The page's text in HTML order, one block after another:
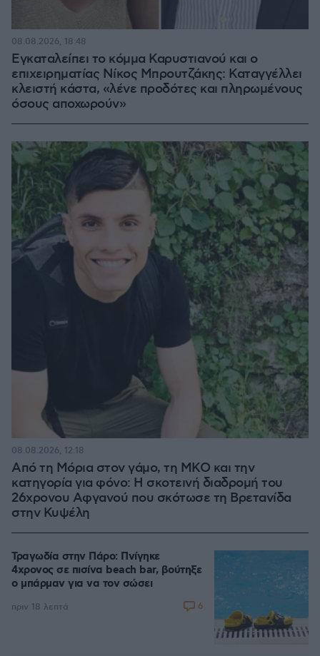
Εγκαταλείπει το κόμμα Καρυστιανού και ο
επιχειρηματίας Νίκος Μπρουτζάκης: Καταγγέλλει
κλειστή κάστα, «λένε προδότες και πληρωμένους
όσους αποχωρούν»
08.08.2026, 18:48
Από τη Μόρια στον γάμο, τη ΜΚΟ και την
κατηγορία για φόνο: Η σκοτεινή διαδρομή του
26χρονου Αφγανού που σκότωσε τη Βρετανίδα
στην Κυψέλη
08.08.2026, 12:18
Τραγωδία στην Πάρο: Πνίγηκε
4χρονος σε πισίνα beach bar, βούτηξε
ο μπάρμαν για να τον σώσει
πριν 18 λεπτά 6